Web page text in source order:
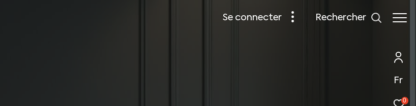
Fr
0
se connecter rechercher